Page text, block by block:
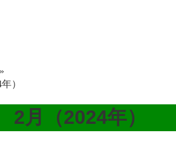
»
）
月（2024年）